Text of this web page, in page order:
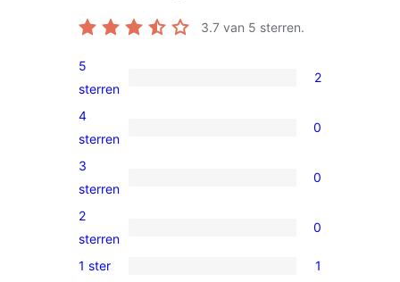
3.7 van 5 sterren.
2
5
sterren
5
sterren
2
0
4
sterren
4
sterren
0
0
3
sterren
3
sterren
0
0
2
2
sterren
0
1
1 ster 1